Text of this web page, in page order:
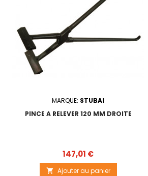
MARQUE: STUBAI
PINCE A RELEVER 120 MM DROITE
Prix
147,01 €
 Ajouter au panier